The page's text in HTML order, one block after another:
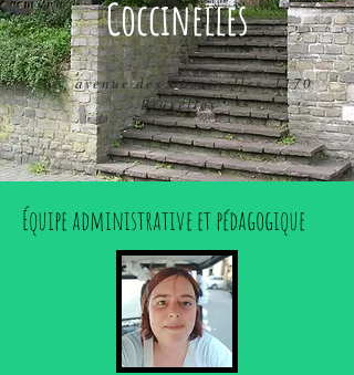
Coccinelles
65, avenue des Coccinelles, 1170
Bruxelles
Équipe administrative et pédagogique